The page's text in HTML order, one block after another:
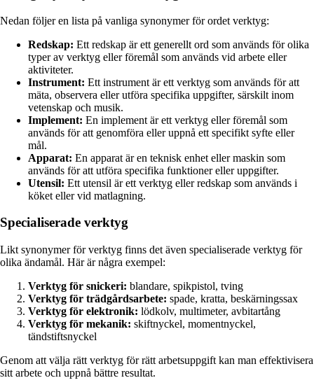
Nedan följer en lista på vanliga synonymer för ordet verktyg:
Redskap: Ett redskap är ett generellt ord som används för olika
typer av verktyg eller föremål som används vid arbete eller
aktiviteter.
Instrument: Ett instrument är ett verktyg som används för att
mäta, observera eller utföra specifika uppgifter, särskilt inom
vetenskap och musik.
Implement: En implement är ett verktyg eller föremål som
används för att genomföra eller uppnå ett specifikt syfte eller
mål.
Apparat: En apparat är en teknisk enhet eller maskin som
används för att utföra specifika funktioner eller uppgifter.
Utensil: Ett utensil är ett verktyg eller redskap som används i
köket eller vid matlagning.
Specialiserade verktyg
Likt synonymer för verktyg finns det även specialiserade verktyg för
olika ändamål. Här är några exempel:
Verktyg för snickeri: blandare, spikpistol, tving
Verktyg för trädgårdsarbete: spade, kratta, beskärningssax
Verktyg för elektronik: lödkolv, multimeter, avbitartång
Verktyg för mekanik: skiftnyckel, momentnyckel,
tändstiftsnyckel
Genom att välja rätt verktyg för rätt arbetsuppgift kan man effektivisera
sitt arbete och uppnå bättre resultat.